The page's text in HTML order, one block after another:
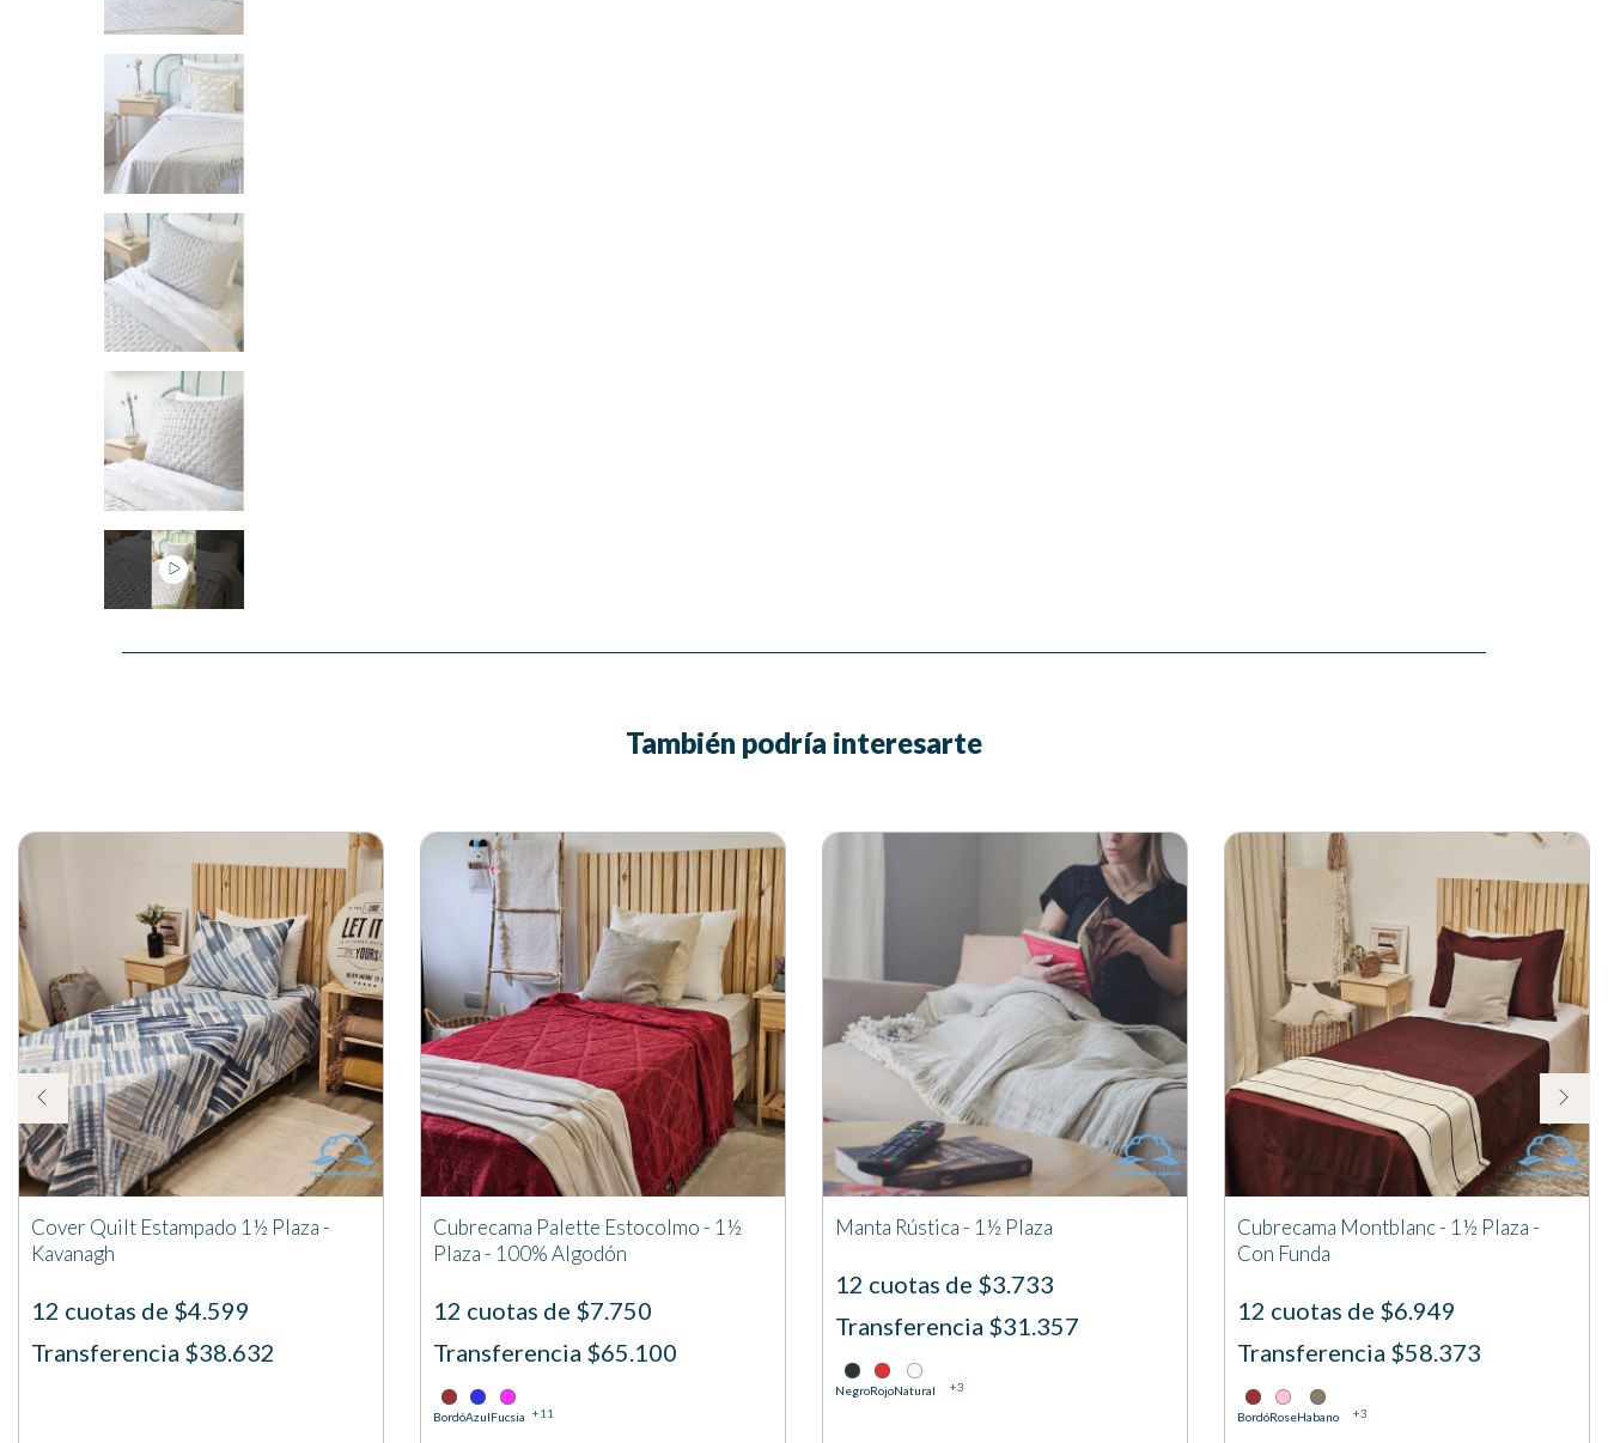
También podría interesarte
Cover Quilt Estampado 1½ Plaza -
Kavanagh
12 cuotas de $4.599
Transferencia $38.632
Cubrecama Palette Estocolmo - 1½
Plaza - 100% Algodón
12 cuotas de $7.750
Transferencia $65.100
BordóAzulFucsia +11
Manta Rústica - 1½ Plaza
12 cuotas de $3.733
Transferencia $31.357
NegroRojoNatural +3
Cubrecama Montblanc - 1½ Plaza -
Con Funda
12 cuotas de $6.949
Transferencia $58.373
BordóRoseHabano +3